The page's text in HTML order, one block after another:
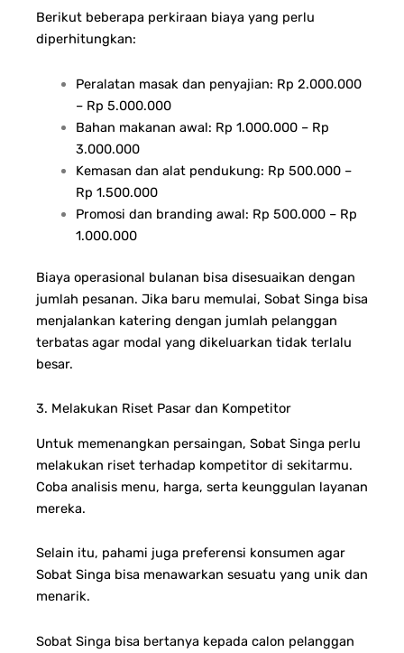
Berikut beberapa perkiraan biaya yang perlu
diperhitungkan:
Peralatan masak dan penyajian: Rp 2.000.000
– Rp 5.000.000
Bahan makanan awal: Rp 1.000.000 – Rp
3.000.000
Kemasan dan alat pendukung: Rp 500.000 –
Rp 1.500.000
Promosi dan branding awal: Rp 500.000 – Rp
1.000.000
Biaya operasional bulanan bisa disesuaikan dengan
jumlah pesanan. Jika baru memulai, Sobat Singa bisa
menjalankan katering dengan jumlah pelanggan
terbatas agar modal yang dikeluarkan tidak terlalu
besar.
3. Melakukan Riset Pasar dan Kompetitor
Untuk memenangkan persaingan, Sobat Singa perlu
melakukan riset terhadap kompetitor di sekitarmu.
Coba analisis menu, harga, serta keunggulan layanan
mereka.
Selain itu, pahami juga preferensi konsumen agar
Sobat Singa bisa menawarkan sesuatu yang unik dan
menarik.
Sobat Singa bisa bertanya kepada calon pelanggan